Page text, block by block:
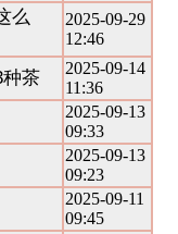
么
2025-09-29
12:46
茶
2025-09-14
11:36
2025-09-13
09:33
2025-09-13
09:23
2025-09-11
09:45